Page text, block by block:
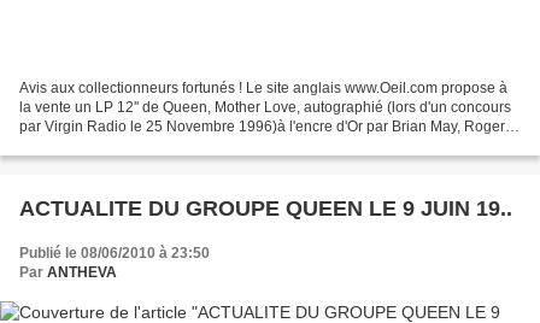
Avis aux collectionneurs fortunés ! Le site anglais www.Oeil.com propose à
la vente un LP 12'' de Queen, Mother Love, autographié (lors d'un concours
par Virgin Radio le 25 Novembre 1996)à l'encre d'Or par Brian May, Roger
ACTUALITE DU GROUPE QUEEN LE 9 JUIN 19..
Publié le 08/06/2010 à 23:50
Par ANTHEVA